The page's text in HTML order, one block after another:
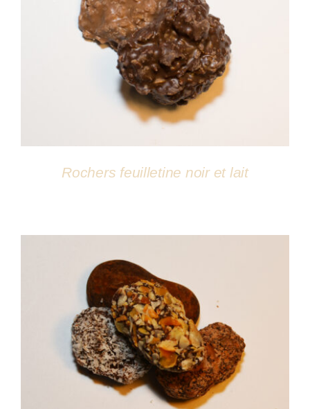
DÉTAILS
Rochers feuilletine noir et lait
DÉTAILS